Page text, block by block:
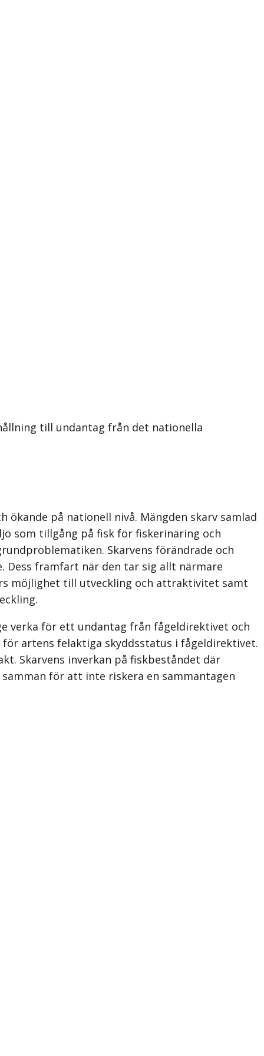
till undantag från det nationella
på nationell nivå. Mängden skarv samlad
som tillgång på fisk för fiskerinäring och
Skarvens förändrade och
Dess framfart när den tar sig allt närmare
möjlighet till utveckling och attraktivitet samt
verka för ett undantag från fågeldirektivet och
artens felaktiga skyddsstatus i fågeldirektivet.
Skarvens inverkan på fiskbeståndet där
för att inte riskera en sammanta­gen